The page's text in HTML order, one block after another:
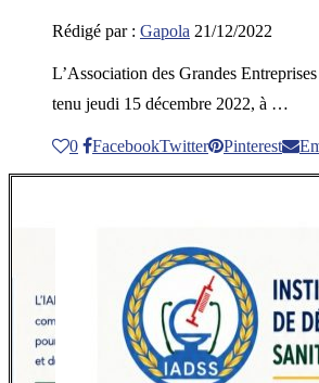
Rédigé par : Gapola 21/12/2022
L’Association des Grandes
tenu jeudi 15 décembre 2022, à …
0 FacebookTwitter Pinterest